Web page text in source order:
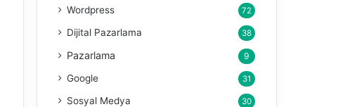
Wordpress 72
Dijital Pazarlama 38
Pazarlama 9
Google 31
Sosyal Medya 30